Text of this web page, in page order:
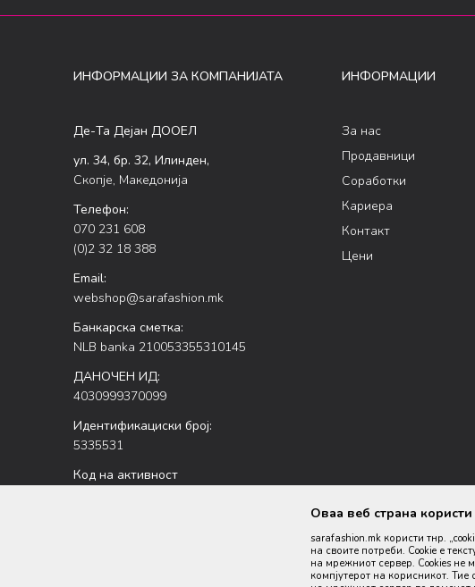
ИНФОРМАЦИИ ЗА КОМПАНИЈАТА
Де-Та Дејан ДООЕЛ
ул. 34, бр. 32, Илинден,
Скопје, Македонија
Телефон:
070 231 608
(0)2 32 18 388
Email:
webshop@sarafashion.mk
Банкарска сметка:
NLB banka 210053355310145
ДАНОЧЕН ИД:
4030999370099
Идентификациски број:
5335531
Код на активност
ИНФОРМАЦИИ
За нас
Продавници
Соработки
Кариера
Контакт
Цени
Оваа веб страна
sarafashion.mk користи тнр.
на своите потреби. Cookie е
на мрежниот сервер. Cookies не
компјутерот на корисникот.